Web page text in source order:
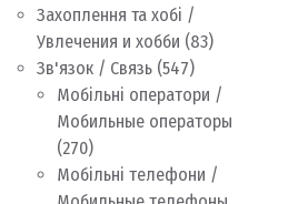
Захоплення та хобі /
Увлечения и хобби (83)
Зв'язок / Связь (547)
Мобільні оператори /
Мобильные операторы
(270)
Мобільні телефони /